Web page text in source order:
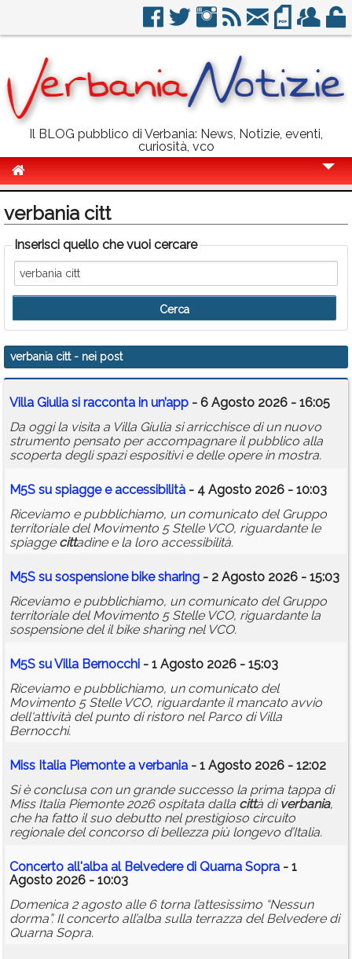
Il BLOG pubblico di Verbania: News, Notizie, eventi,
curiosità, vco
Politica
Sport
Eventi
Info Utili
Rubriche
Calendario
Annunci
verbania citt
Inserisci quello che vuoi cercare
verbania citt- nei post
Villa Giulia si racconta in un’app - 6 Agosto 2026 - 16:05
Da oggi la visita a Villa Giulia si arricchisce di un nuovo
strumento pensato per accompagnare il pubblico alla
scoperta degli spazi espositivi e delle opere in mostra.
M5S su spiagge e accessibilità - 4 Agosto 2026 - 10:03
Riceviamo e pubblichiamo, un comunicato del Gruppo
territoriale del Movimento 5 Stelle VCO, riguardante le
spiagge cittadine e la loro accessibilità.
M5S su sospensione bike sharing - 2 Agosto 2026 - 15:03
Riceviamo e pubblichiamo, un comunicato del Gruppo
territoriale del Movimento 5 Stelle VCO, riguardante la
sospensione del il bike sharing nel VCO.
M5S su Villa Bernocchi - 1 Agosto 2026 - 15:03
Riceviamo e pubblichiamo, un comunicato del
Movimento 5 Stelle VCO, riguardante il mancato avvio
dell'attività del punto di ristoro nel Parco di Villa
Bernocchi.
Miss Italia Piemonte a verbania - 1 Agosto 2026 - 12:02
Si è conclusa con un grande successo la prima tappa di
Miss Italia Piemonte 2026 ospitata dalla città di verbania,
che ha fatto il suo debutto nel prestigioso circuito
regionale del concorso di bellezza più longevo d’Italia.
Concerto all'alba al Belvedere di Quarna Sopra - 1
Agosto 2026 - 10:03
Domenica 2 agosto alle 6 torna l’attesissimo “Nessun
dorma”. Il concerto all’alba sulla terrazza del Belvedere di
Quarna Sopra.